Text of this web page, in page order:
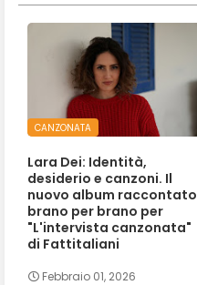
CANZONATA
Lara Dei: Identità,
desiderio e canzoni. Il
nuovo album raccontato
brano per brano per
"L'intervista canzonata"
di Fattitaliani
Febbraio 01, 2026